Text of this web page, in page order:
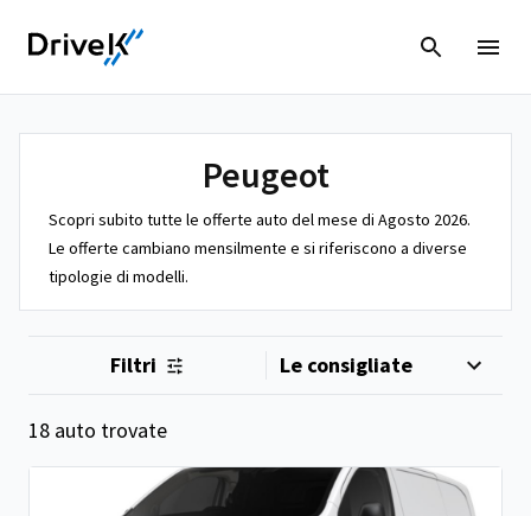
Peugeot
Scopri subito tutte le offerte auto del mese di Agosto 2026.
Le offerte cambiano mensilmente e si riferiscono a diverse
tipologie di modelli.
Filtri
18 auto trovate